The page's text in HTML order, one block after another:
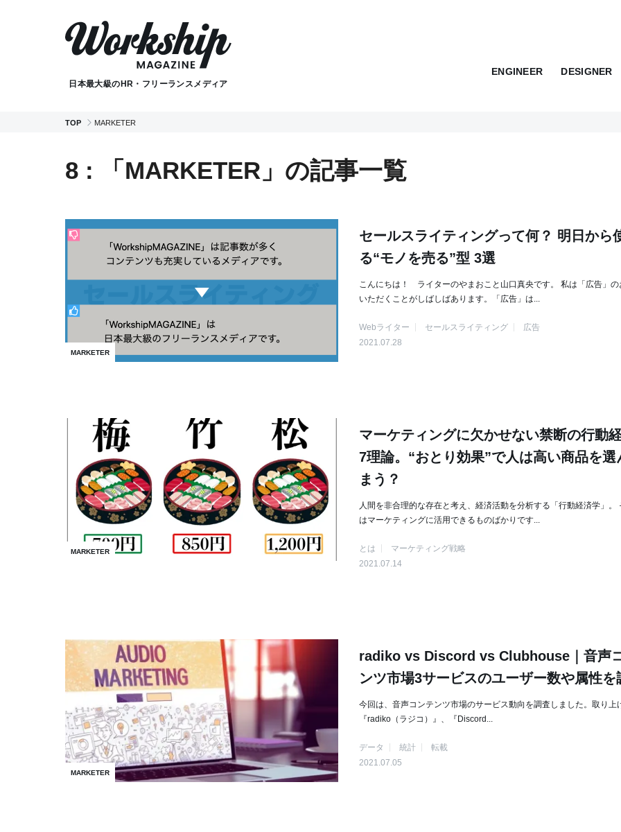
日本最大級のHR・フリーランスメディア
ENGINEER DESIGNER
TOP MARKETER
8 : 「MARKETER」の記事一覧
MARKETER
セールスライティングって何？ 明日から
る“モノを売る”型 3選
こんにちは！ ライターのやまおこと山口真央です。 私は「広告」の
いただくことがしばしばあります。「広告」は...
Webライター セールスライティング
広告
2021.07.28
MARKETER
マーケティングに欠かせない禁断の行動
7理論。“おとり効果”で人は高い商品を選
まう？
人間を非合理的な存在と考え、経済活動を分析する「行動経済学」。
はマーケティングに活用できるものばかりです...
とは
マーケティング戦略
2021.07.14
MARKETER
radiko vs Discord vs Clubhouse｜音声
ンツ市場3サービスのユーザー数や属性を
今回は、音声コンテンツ市場のサービス動向を調査しました。取り上
『radiko（ラジコ）』、『Discord...
データ 統計
転載
2021.07.05